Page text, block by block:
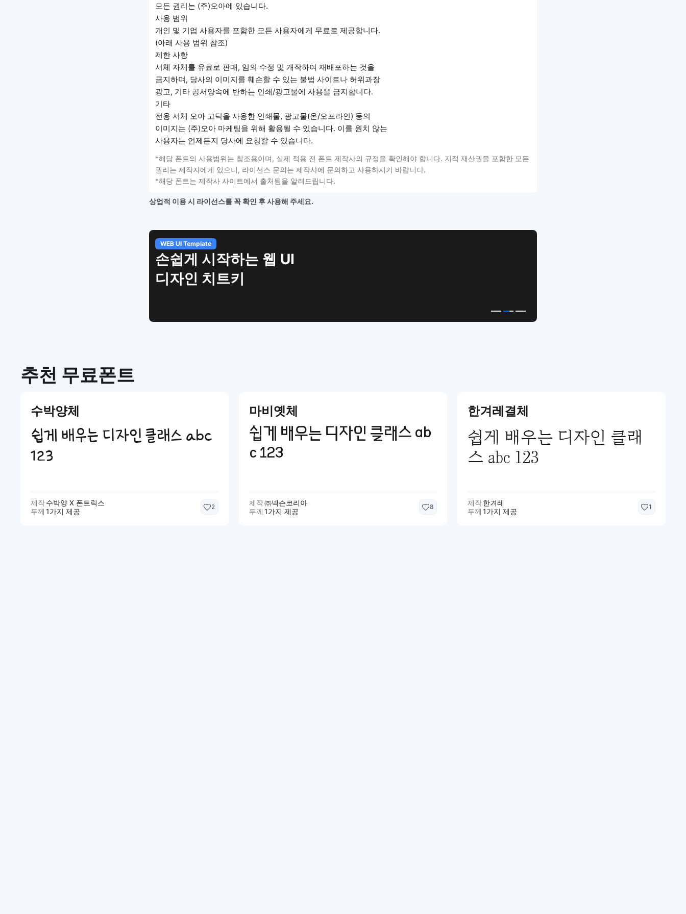
모든 권리는 (주)오아에 있습니다.
사용 범위
개인 및 기업 사용자를 포함한 모든 사용자에게 무료로 제공합니다.
(아래 사용 범위 참조)
제한 사항
서체 자체를 유료로 판매, 임의 수정 및 개작하여 재배포하는 것을
금지하며, 당사의 이미지를 훼손할 수 있는 불법 사이트나 허위과장
광고, 기타 공서양속에 반하는 인쇄/광고물에 사용을 금지합니다.
기타
전용 서체 오아 고딕을 사용한 인쇄물, 광고물(온/오프라인) 등의
이미지는 (주)오아 마케팅을 위해 활용될 수 있습니다. 이를 원치 않는
사용자는 언제든지 당사에 요청할 수 있습니다.
*해당 폰트의 사용범위는 참조용이며, 실제 적용 전 폰트 제작사의 규정을 확인해야 합니다. 지적 재산권을 포함한 모든
권리는 제작자에게 있으니, 라이선스 문의는 제작사에 문의하고 사용하시기 바랍니다.
*해당 폰트는 제작사 사이트에서 출처됨을 알려드립니다.
상업적 이용 시 라이선스를 꼭 확인 후 사용해 주세요.
WEB UI Template
손쉽게 시작하는 웹 UI
디자인 치트키
추천 무료폰트
수박양체
쉽게 배우는 디자인 클래스 abc
123
제작수박양 X 폰트릭스
두께 1가지 제공
2
마비옛체
쉽게 배우는 디자인 클래스 ab
c 123
제작㈜넥슨코리아
두께 1가지 제공
8
한겨레결체
쉽게 배우는 디자인 클래
스 abc 123
제작한겨레
두께 1가지 제공
1